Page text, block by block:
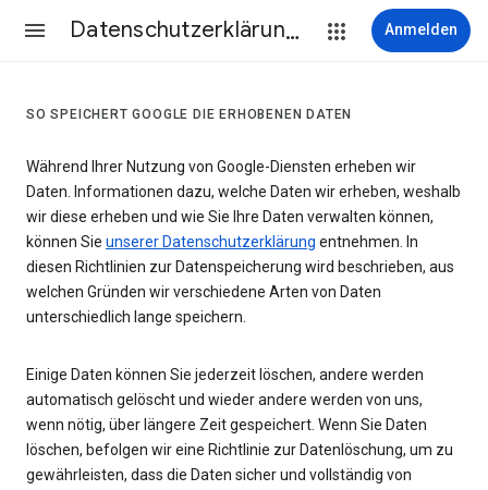
Datenschutzerklärung & Nutzungsbedingungen Anmelden
SO SPEICHERT GOOGLE DIE ERHOBENEN DATEN
Während Ihrer Nutzung von Google-Diensten erheben wir
Daten. Informationen dazu, welche Daten wir erheben, weshalb
wir diese erheben und wie Sie Ihre Daten verwalten können,
können Sie unserer Datenschutzerklärung entnehmen. In
diesen Richtlinien zur Datenspeicherung wird beschrieben, aus
welchen Gründen wir verschiedene Arten von Daten
unterschiedlich lange speichern.
Einige Daten können Sie jederzeit löschen, andere werden
automatisch gelöscht und wieder andere werden von uns,
wenn nötig, über längere Zeit gespeichert. Wenn Sie Daten
löschen, befolgen wir eine Richtlinie zur Datenlöschung, um zu
gewährleisten, dass die Daten sicher und vollständig von